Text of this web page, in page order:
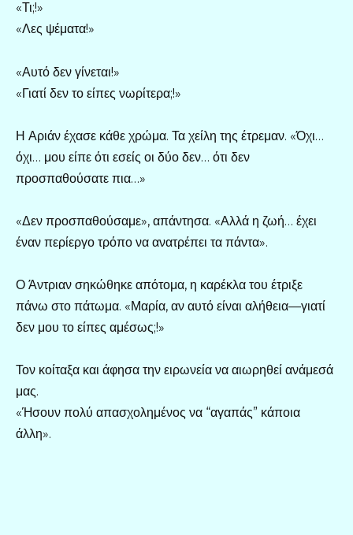
«Τι;!»
«Λες ψέματα!»
«Αυτό δεν γίνεται!»
«Γιατί δεν το είπες νωρίτερα;!»
Η Αριάν έχασε κάθε χρώμα. Τα χείλη της έτρεμαν. «Όχι…
όχι… μου είπε ότι εσείς οι δύο δεν… ότι δεν
προσπαθούσατε πια…»
«Δεν προσπαθούσαμε», απάντησα. «Αλλά η ζωή… έχει
έναν περίεργο τρόπο να ανατρέπει τα πάντα».
Ο Άντριαν σηκώθηκε απότομα, η καρέκλα του έτριξε
πάνω στο πάτωμα. «Μαρία, αν αυτό είναι αλήθεια—γιατί
δεν μου το είπες αμέσως;!»
Τον κοίταξα και άφησα την ειρωνεία να αιωρηθεί ανάμεσά
μας.
«Ήσουν πολύ απασχολημένος να “αγαπάς” κάποια
άλλη».